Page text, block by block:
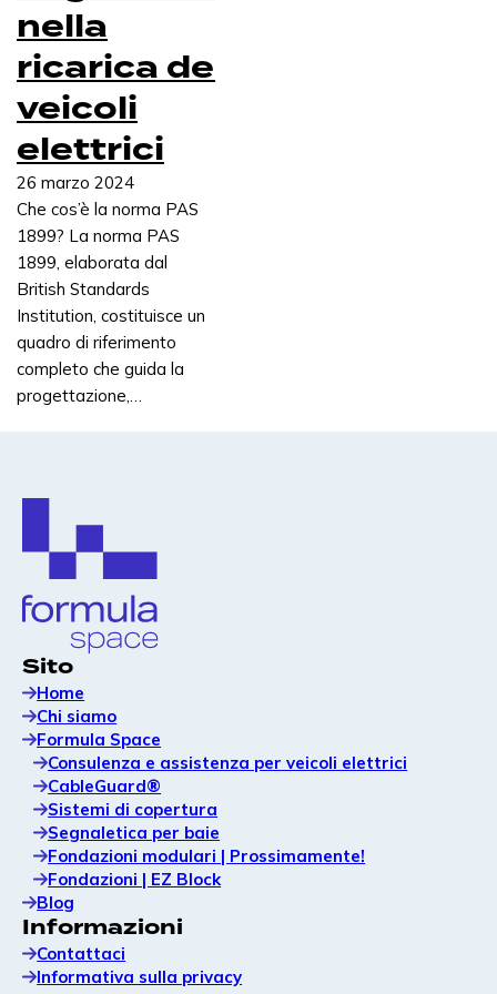
Strategia del sito, layout e supporto al branding per
ottimizzare le prestazioni dell'intero portafoglio di
veicoli elettrici.
Fondazioni prefabbricate | EZ Block
Fondazioni ecologiche prefabbricate in calcestruzzo a
montaggio rapido, progettate per la ricarica dei veicoli
elettrici.
Sistemi di copertura
Soluzioni modulari per coperture che migliorano
l'esperienza dell'utente e proteggono le
apparecchiature di ricarica.
Leggi il nostro ultimo articolo
Formula Space «Pioniere
infrastrutture di ricarica per
veicoli elettrici» ai UK Transport
Awards 2026!
Formula Space stata premiata come "Leading
Innovator" nel settore delle infrastrutture di
ricarica per veicoli elettrici 2026 in occasione
degli SME News UK Transport Awards.
Questo riconoscimento riflette ciò in cui
crediamo sin da quando
nella
ricarica dei
veicoli
elettrici
26 marzo 2024
Che cos’è la norma PAS
1899? La norma PAS
1899, elaborata dal
British Standards
Institution, costituisce un
quadro di riferimento
completo che guida la
progettazione,…
Sito
Home
Chi siamo
Formula Space
Consulenza e assistenza per veicoli elettrici
CableGuard®
Sistemi di copertura
Segnaletica per baie
Fondazioni modulari | Prossimamente!
Fondazioni | EZ Block
Blog
Informazioni
Contattaci
Informativa sulla privacy